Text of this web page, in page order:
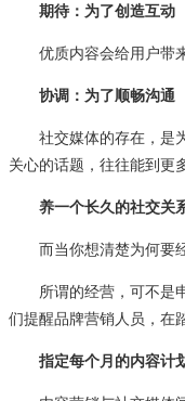
期待：为了创造互动
优质内容会给用户带来
协调：为了顺畅沟通
社交媒体的存在，是为
关心的话题，往往能到更
养一个长久的社交关
而当你想清楚为何要经
所谓的经营，可不是申
们提醒品牌营销人员，在
指定每个月的内容计